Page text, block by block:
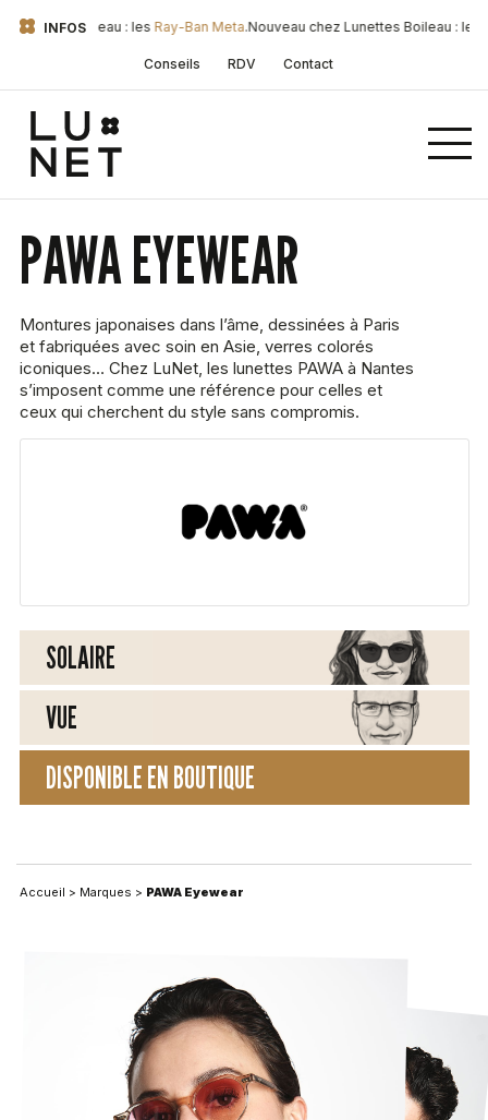
INFOS
Boileau : lesRay-Ban Meta.Nouveau chez Lunettes Boileau : les
Conseils RDV Contact
PAWA EYEWEAR
Montures japonaises dans l’âme, dessinées à Paris
et fabriquées avec soin en Asie, verres colorés
iconiques… Chez LuNet, les lunettes PAWA à Nantes
s’imposent comme une référence pour celles et
ceux qui cherchent du style sans compromis.
SOLAIRE
VUE
DISPONIBLE EN BOUTIQUE
Accueil > Marques > PAWA Eyewear